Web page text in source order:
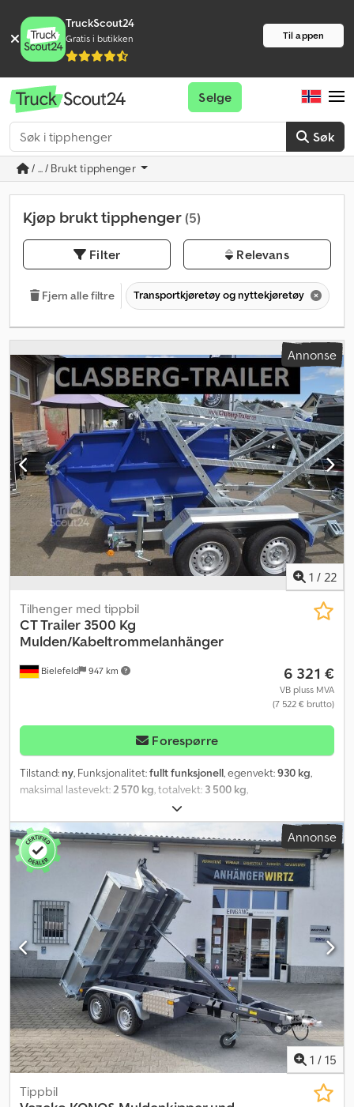
TruckScout24
Gratis i butikken Til appen
Søk
Selge
/ ... / Brukt tipphenger
Kjøp brukt tipphenger(5)
Filter Relevans
Fjern alle filtre Transportkjøretøy og nyttekjøretøy
Annonse
1 / 22
Bielefeld 947 km
Tilhenger med tippbil
CT Trailer 3500 Kg
Mulden/Kabeltrommelanhänger
6 321 €
VB pluss MVA
(7 522 € brutto)
Forespørre
Tilstand: ny, Funksjonalitet:fullt funksjonell, egenvekt:930 kg,
maksimal lastevekt:2 570 kg, totalvekt: 3 500 kg,
, lasteromslengde:
lasteplassbredde:1 300 mm, lasteromshøyde:1 000 mm,
lasteromsvolum:2 m³, dekkstørrelse:14 Zoll, farge:blå, Annonse
1 / 15
Tippbil